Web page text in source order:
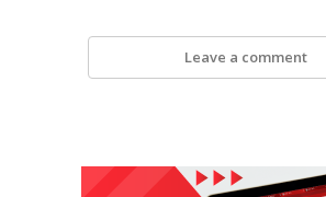
Leave a comment